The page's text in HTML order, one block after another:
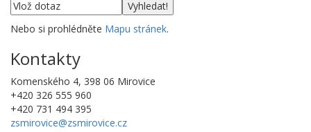
Nebo si prohlédněte Mapu stránek.
Kontakty
Komenského 4, 398 06 Mirovice
+420 326 555 960
+420 731 494 395
zsmirovice@zsmirovice.cz